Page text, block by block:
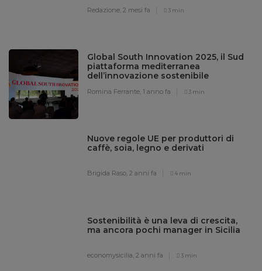
Redazione,2 mesi fa 3 min
Global South Innovation 2025, il Sud
piattaforma mediterranea
dell’innovazione sostenibile
Romina Ferrante,1 anno fa 3 min
Nuove regole UE per produttori di
caffè, soia, legno e derivati
Brigida Raso,2 anni fa 4 min
Sostenibilità è una leva di crescita,
ma ancora pochi manager in Sicilia
economysicilia,2 anni fa 3 min